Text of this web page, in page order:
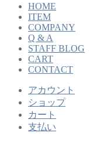
HOME
ITEM
COMPANY
Q & A
STAFF BLOG
CART
CONTACT
アカウント
ショップ
カート
支払い